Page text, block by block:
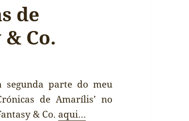
de
Co.
segunda parte do meu
de Amarílis’ no
& Co. aqui…